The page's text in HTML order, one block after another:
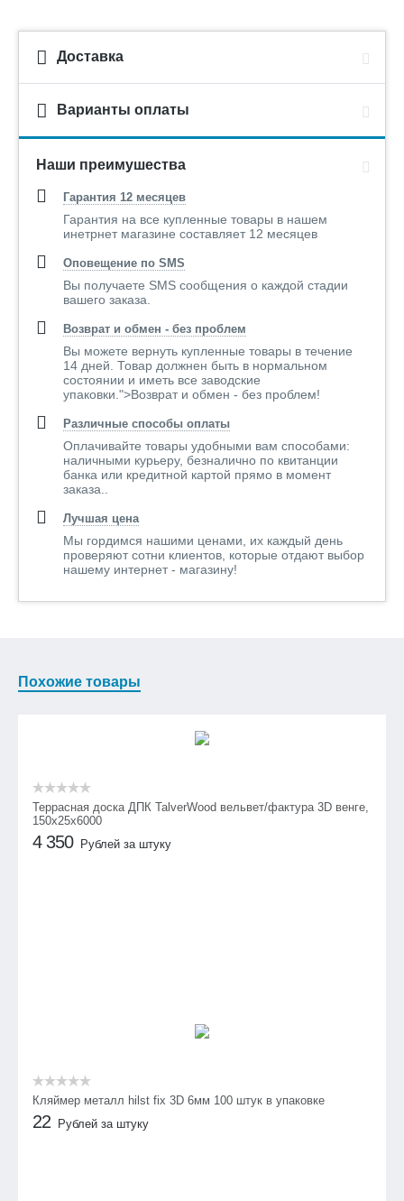
Доставка
Варианты оплаты
Наши преимушества
Гарантия 12 месяцев
Гарантия на все купленные товары в нашем
инетрнет магазине составляет 12 месяцев
Оповещение по SMS
Вы получаете SMS сообщения о каждой стадии
вашего заказа.
Возврат и обмен - без проблем
Вы можете вернуть купленные товары в течение
14 дней. Товар должнен быть в нормальном
состоянии и иметь все заводские
упаковки.">Возврат и обмен - без проблем!
Различные способы оплаты
Оплачивайте товары удобными вам способами:
наличными курьеру, безналично по квитанции
банка или кредитной картой прямо в момент
заказа..
Лучшая цена
Мы гордимся нашими ценами, их каждый день
проверяют сотни клиентов, которые отдают выбор
нашему интернет - магазину!
Похожие товары
Террасная доска ДПК TalverWood вельвет/фактура 3D венге,
150х25х6000
4 350 Рублей за штуку
Кляймер металл hilst fix 3D 6мм 100 штук в упаковке
22 Рублей за штуку